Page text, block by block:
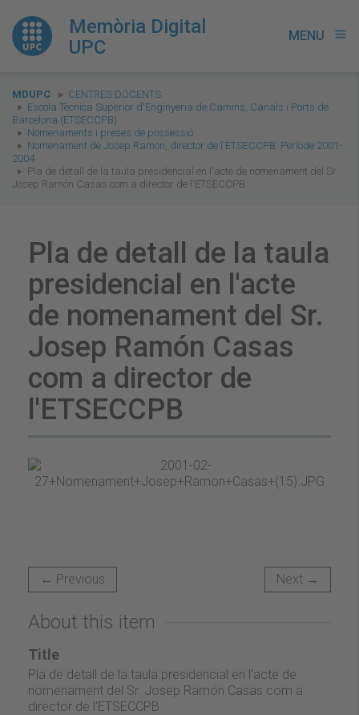
Memòria Digital
UPC
MENU menu
You
are
here:
MDUPC
CENTRES DOCENTS
Escola Tècnica Superior d'Enginyeria de Camins, Canals i Ports de
Barcelona (ETSECCPB)
Nomenaments i preses de possessió
Nomenament de Josep Ramon, director de l'ETSECCPB. Període 2001-
2004
Pla de detall de la taula presidencial en l'acte de nomenament del Sr.
Josep Ramón Casas com a director de l'ETSECCPB
Pla de detall de la taula
presidencial en l'acte
de nomenament del Sr.
Josep Ramón Casas
com a director de
l'ETSECCPB
← Previous Next →
About this item
Title
Pla de detall de la taula presidencial en l'acte de
nomenament del Sr. Josep Ramón Casas com a
director de l'ETSECCPB